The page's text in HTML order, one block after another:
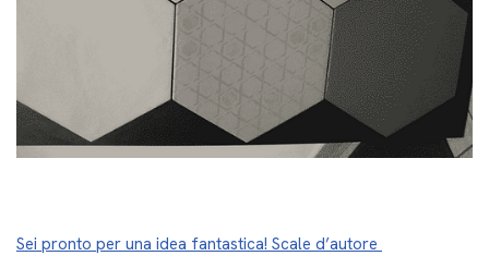
Sei pronto per una idea fantastica! Scale d’autore